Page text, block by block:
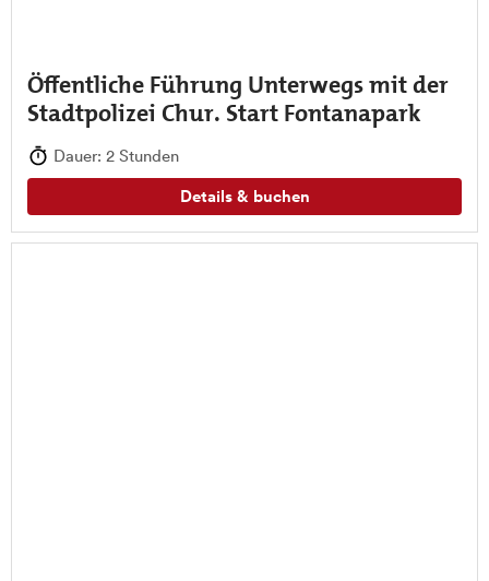
Öffentliche Führung Unterwegs mit der
Stadtpolizei Chur. Start Fontanapark
Dauer: 2 Stunden
Details & buchen